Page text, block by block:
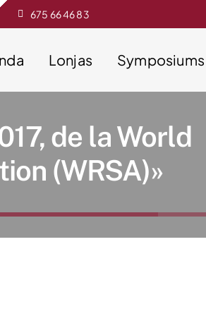
675 66 46 83
Lonjas Symposiums
de la World
(WRSA)»